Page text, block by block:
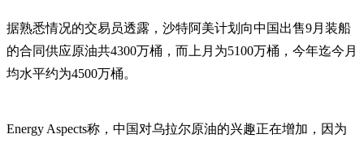
据熟悉情况的交易员透露，沙特阿美计划向中国出售9月装船
的合同供应原油共4300万桶，而上月为5100万桶，今年迄今月
均水平约为4500万桶。
Energy Aspects称，中国对乌拉尔原油的兴趣正在增加，因为